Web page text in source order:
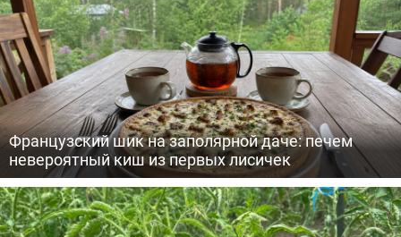
Французский шик на заполярной даче: печем
невероятный киш из первых лисичек